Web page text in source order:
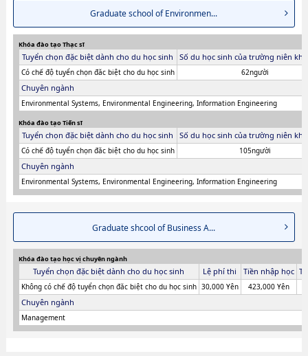
Graduate school of Environmen...
Khóa đào tạo Thạc sĩ
Tuyển chọn đặc biệt dành cho du học sinh Số du học sinh của trường niên
Có chế độ tuyển chọn đăc biệt cho du học sinh 62người
Chuyên ngành
Environmental Systems, Environmental Engineering, Information Engineering
Khóa đào tạo Tiến sĩ
Tuyển chọn đặc biệt dành cho du học sinh Số du học sinh của trường niên
Có chế độ tuyển chọn đăc biệt cho du học sinh 105người
Chuyên ngành
Environmental Systems, Environmental Engineering, Information Engineering
Graduate shcool of Business A...
Khóa đào tạo học vị chuyên ngành
Tuyển chọn đặc biệt dành cho du học sinh Lệ phí thi Tiền nhập học
Không có chế độ tuyển chọn đăc biệt cho du học sinh 30,000 Yên 423,000 Yên
Chuyên ngành
Management